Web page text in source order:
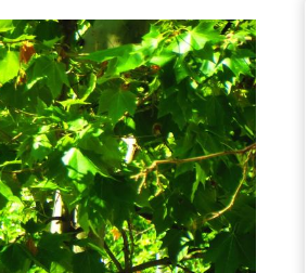
Comment gérer le
sommeil des enfants en
vacances ?